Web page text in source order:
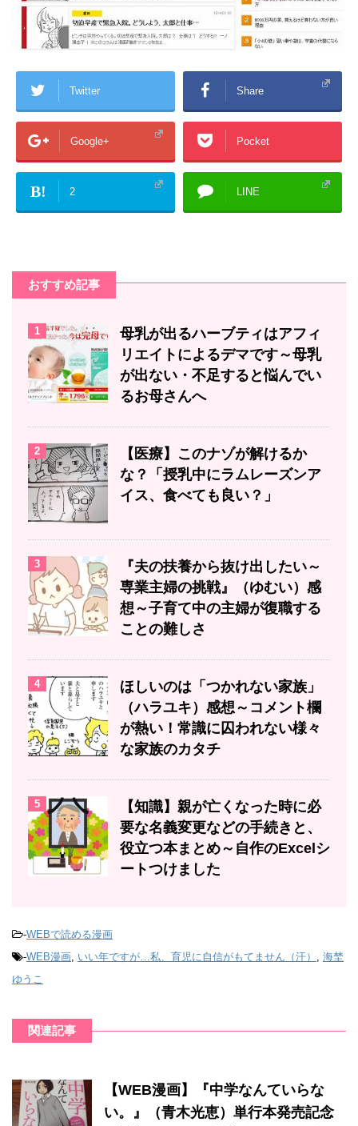
Twitter Share
Google+ Pocket
B! 2 LINE
おすすめ記事
1
母乳が出るハーブティはアフィ
リエイトによるデマです～母乳
が出ない・不足すると悩んでい
るお母さんへ
2
【医療】このナゾが解けるか
な？「授乳中にラムレーズンア
イス、食べても良い？」
3
『夫の扶養から抜け出したい～
専業主婦の挑戦』（ゆむい）感
想～子育て中の主婦が復職する
ことの難しさ
4
ほしいのは「つかれない家族」
（ハラユキ）感想～コメント欄
が熱い！常識に囚われない様々
な家族のカタチ
5
【知識】親が亡くなった時に必
要な名義変更などの手続きと、
役立つ本まとめ～自作のExcelシ
ートつけました
-WEBで読める漫画
-WEB漫画, いい年ですが…私、育児に自信がもてません（汗） , 海埜
ゆうこ
関連記事
【WEB漫画】『中学なんていらな
い。』（青木光恵）単行本発売記念